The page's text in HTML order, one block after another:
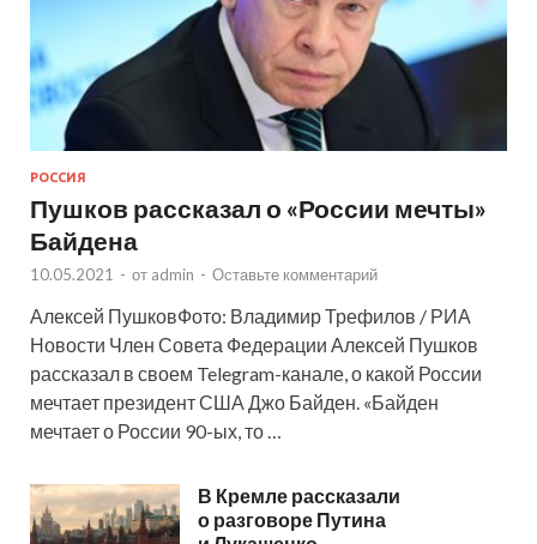
РОССИЯ
Пушков рассказал о «России мечты»
Байдена
10.05.2021 - от admin - Оставьте комментарий
Алексей ПушковФото: Владимир Трефилов / РИА
Новости Член Совета Федерации Алексей Пушков
рассказал в своем Telegram-канале, о какой России
мечтает президент США Джо Байден. «Байден
мечтает о России 90-ых, то …
В Кремле рассказали
о разговоре Путина